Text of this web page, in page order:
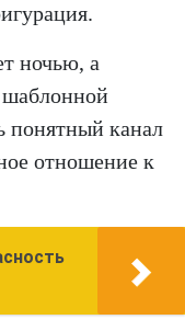
ночью, а
шаблонной
понятный канал
отношение к